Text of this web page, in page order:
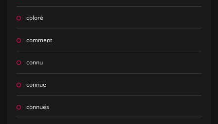
coloré
comment
connu
connue
connues